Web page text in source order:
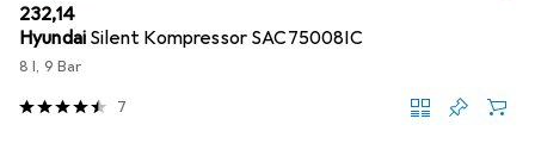
EUR
232,14
Hyundai Silent Kompressor SAC75008IC
8 l, 9 Bar
7